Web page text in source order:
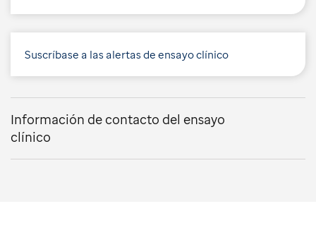
Suscríbase a las alertas de ensayo clínico
Información de contacto del ensayo
clínico